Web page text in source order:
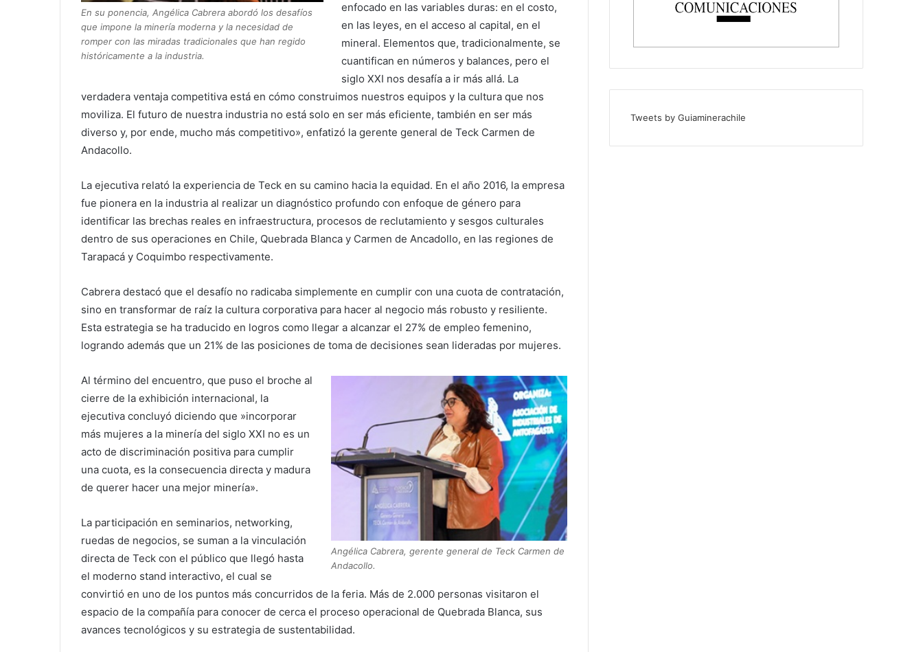
En su ponencia, Angélica Cabrera abordó los desafíos
que impone la minería moderna y la necesidad de
romper con las miradas tradicionales que han regido
históricamente a la industria.
enfocado en las variables duras: en el costo,
en las leyes, en el acceso al capital, en el
mineral. Elementos que, tradicionalmente, se
cuantifican en números y balances, pero el
siglo XXI nos desafía a ir más allá. La
verdadera ventaja competitiva está en cómo construimos nuestros equipos y la cultura que nos
moviliza. El futuro de nuestra industria no está solo en ser más eficiente, también en ser más
diverso y, por ende, mucho más competitivo», enfatizó la gerente general de Teck Carmen de
Andacollo.
​La ejecutiva relató la experiencia de Teck en su camino hacia la equidad. En el año 2016, la empresa
fue pionera en la industria al realizar un diagnóstico profundo con enfoque de género para
identificar las brechas reales en infraestructura, procesos de reclutamiento y sesgos culturales
dentro de sus operaciones en Chile, Quebrada Blanca y Carmen de Ancadollo, en las regiones de
Tarapacá y Coquimbo respectivamente.
Cabrera destacó que el desafío no radicaba simplemente en cumplir con una cuota de contratación,
sino en transformar de raíz la cultura corporativa para hacer al negocio más robusto y resiliente.
Esta estrategia se ha traducido en logros como llegar a alcanzar el 27% de empleo femenino,
logrando además que un 21% de las posiciones de toma de decisiones sean lideradas por mujeres.
Angélica Cabrera, gerente general de Teck Carmen de
Andacollo.
​​Al término del encuentro, que puso el broche al
cierre de la exhibición internacional, la
ejecutiva concluyó diciendo que ​»incorporar
más mujeres a la minería del siglo XXI no es un
acto de discriminación positiva para cumplir
una cuota, es la consecuencia directa y madura
de querer hacer una mejor minería».
​La participación en seminarios, networking,
ruedas de negocios, se suman a la vinculación
directa de Teck con el público que llegó hasta
el moderno stand interactivo, el cual se
convirtió en uno de los puntos más concurridos de la feria. Más de 2.000 personas visitaron el
espacio de la compañía para conocer de cerca el proceso operacional de Quebrada Blanca, sus
avances tecnológicos y su estrategia de sustentabilidad.
Tweets by Guiaminerachile